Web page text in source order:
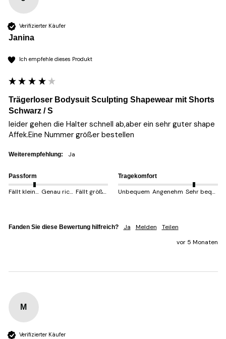
Verifizierter Käufer
Janina
Ich empfehle dieses Produkt
Trägerloser Bodysuit Sculpting Shapewear mit Shorts
Schwarz / S
leider gehen die Halter schnell ab,aber ein sehr guter shape
Affek.Eine Nummer größer bestellen
Weiterempfehlung: Ja
Passform
Fällt kleiner aus Genau richtig Fällt größer aus
Tragekomfort
Unbequem Angenehm Sehr bequem
Fanden Sie diese Bewertung hilfreich? Ja Melden
Teilen
vor 5 Monaten
M
Verifizierter Käufer